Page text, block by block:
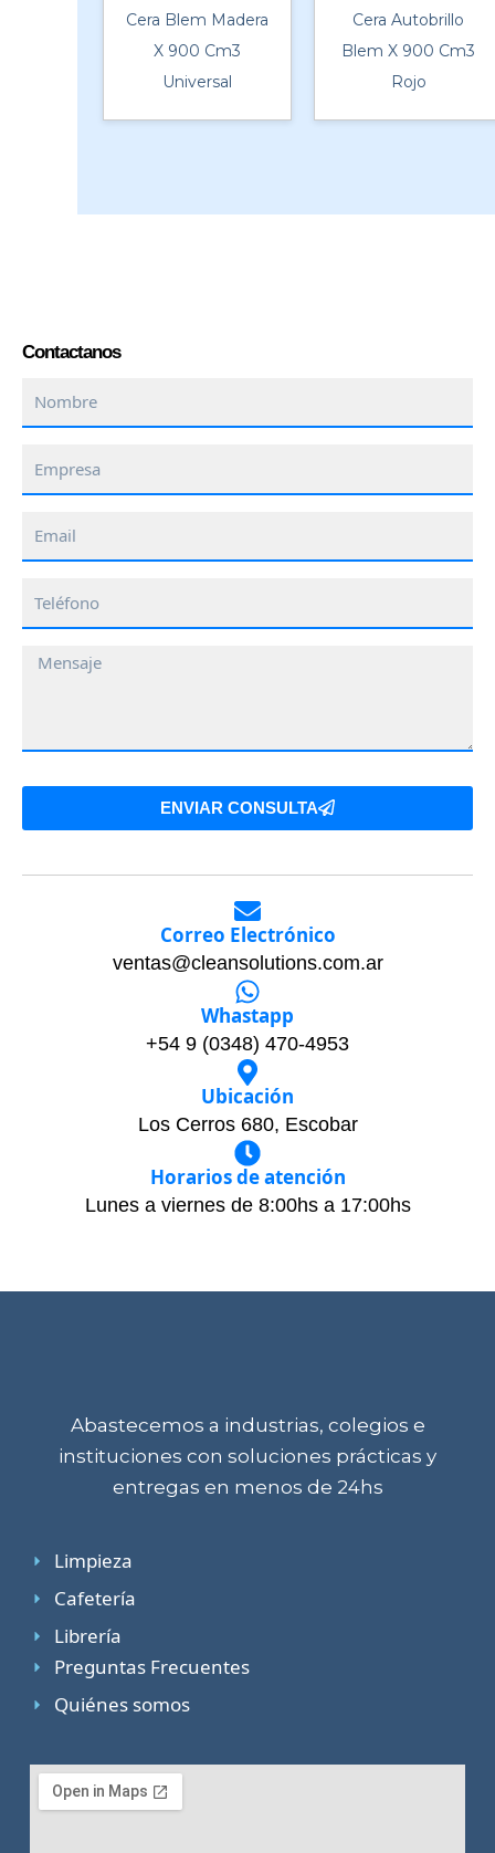
Cera Blem Madera
X 900 Cm3
Universal
Cera Autobrillo
Blem X 900 Cm3
Rojo
Contactanos
Nombre
Email
Teléfono
Mensaje
ENVIAR CONSULTA
Correo Electrónico
ventas@cleansolutions.com.ar
Whastapp
+54 9 (0348) 470-4953
Ubicación
Los Cerros 680, Escobar
Horarios de atención
Lunes a viernes de 8:00hs a 17:00hs
Abastecemos a industrias, colegios e
instituciones con soluciones prácticas y
entregas en menos de 24hs
Limpieza
Cafetería
Librería
Preguntas Frecuentes
Quiénes somos